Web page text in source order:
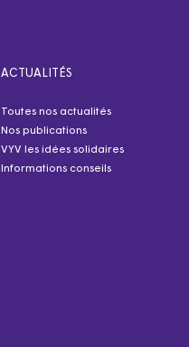
ACTUALITÉS
Toutes nos actualités
Nos publications
VYV les idées solidaires
Informations conseils